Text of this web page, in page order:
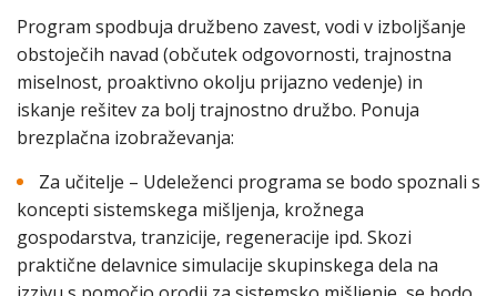
Program spodbuja družbeno zavest, vodi v izboljšanje
obstoječih navad (občutek odgovornosti, trajnostna
miselnost, proaktivno okolju prijazno vedenje) in
iskanje rešitev za bolj trajnostno družbo. Ponuja
brezplačna izobraževanja:
Za učitelje – Udeleženci programa se bodo spoznali s
koncepti sistemskega mišljenja, krožnega
gospodarstva, tranzicije, regeneracije ipd. Skozi
praktične delavnice simulacije skupinskega dela na